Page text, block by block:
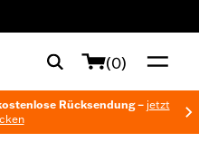
(0)
Rücksendung – jetzt